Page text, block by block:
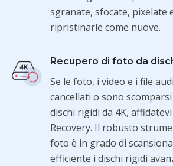
sgranate, sfocate, pixelate
ripristinarle come nuove.
Recupero di foto da
Se le foto, i video e i file
cancellati o sono
dischi rigidi da 4K,
Recovery. Il robusto
foto è in grado di
efficiente i dischi rigidi